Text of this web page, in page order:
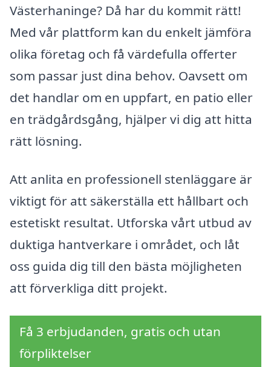
Västerhaninge? Då har du kommit rätt!
Med vår plattform kan du enkelt jämföra
olika företag och få värdefulla offerter
som passar just dina behov. Oavsett om
det handlar om en uppfart, en patio eller
en trädgårdsgång, hjälper vi dig att hitta
rätt lösning.
Att anlita en professionell stenläggare är
viktigt för att säkerställa ett hållbart och
estetiskt resultat. Utforska vårt utbud av
duktiga hantverkare i området, och låt
oss guida dig till den bästa möjligheten
att förverkliga ditt projekt.
Få 3 erbjudanden, gratis och utan
förpliktelser